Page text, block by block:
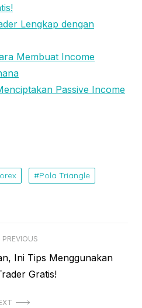
Lengkap dengan
Membuat Income
Passive Income
Pola Triangle
PREVIOUS
Ini Tips Menggunakan
Gratis!